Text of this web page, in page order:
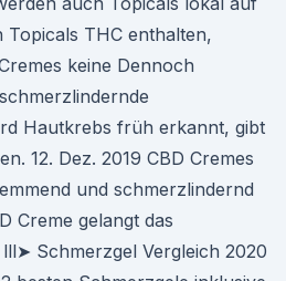
Topicals THC enthalten,
keine Dennoch
Hautkrebs früh erkannt, gibt
12. Dez. 2019 CBD Cremes
und schmerzlindernd
Creme gelangt das
Schmerzgel Vergleich 2020